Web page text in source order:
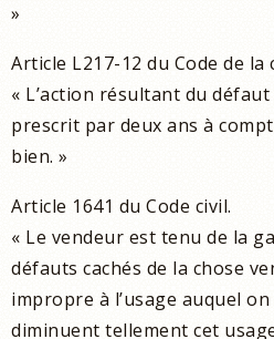
»
Article L217-12 du Code de
« L’action résultant du
prescrit par deux ans à
bien. »
Article 1641 du Code civil.
« Le vendeur est tenu de la
défauts cachés de la chose
impropre à l’usage auquel
diminuent tellement cet